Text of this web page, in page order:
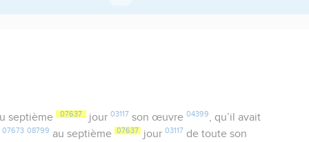
septième 07637 jour 03117 son œuvre 04399
, qu’il avait
07673 08799 au septième 07637 jour03117 de toute son